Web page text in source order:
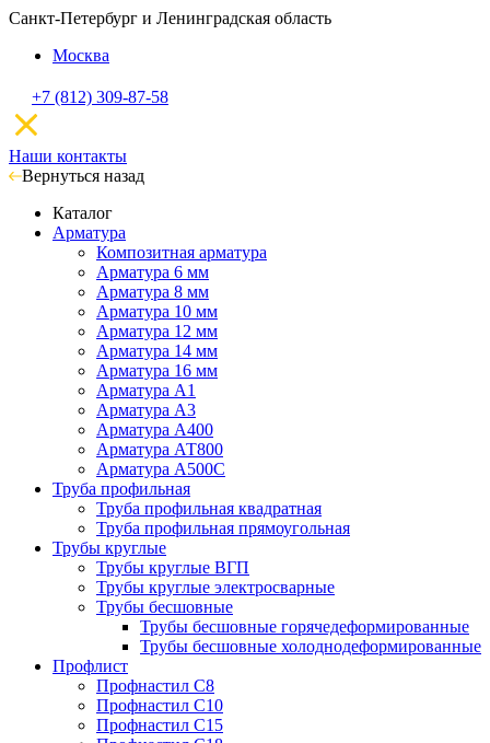
Санкт-Петербург и Ленинградская область
Москва
+7 (812) 309-87-58
Наши контакты
Вернуться назад
Каталог
Арматура
Композитная арматура
Арматура 6 мм
Арматура 8 мм
Арматура 10 мм
Арматура 12 мм
Арматура 14 мм
Арматура 16 мм
Арматура А1
Арматура А3
Арматура А400
Арматура АТ800
Арматура А500С
Труба профильная
Труба профильная квадратная
Труба профильная прямоугольная
Трубы круглые
Трубы круглые ВГП
Трубы круглые электросварные
Трубы бесшовные
Трубы бесшовные горячедеформированные
Трубы бесшовные холоднодеформированные
Профлист
Профнастил С8
Профнастил С10
Профнастил С15